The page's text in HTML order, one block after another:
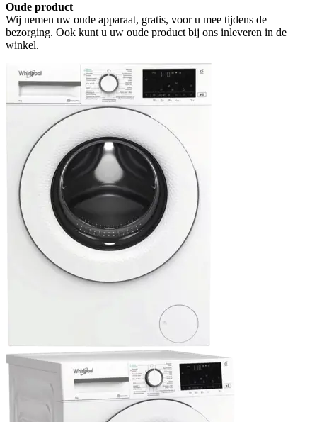
Oude product
Wij nemen uw oude apparaat, gratis, voor u mee tijdens de
bezorging. Ook kunt u uw oude product bij ons inleveren in de
winkel.